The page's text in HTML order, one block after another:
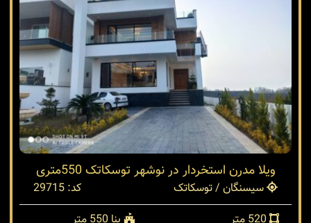
ویلا مدرن استخردار در نوشهر توسکاتک 550متری
سیسنگان / توسکاتک
کد: 29715